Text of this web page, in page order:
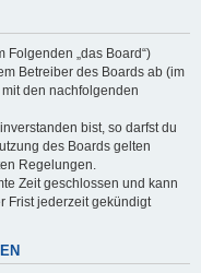
Folgenden „das Board“)
Betreiber des Boards ab (im
den nachfolgenden
bist, so darfst du
des Boards gelten
Regelungen.
Zeit geschlossen und kann
Frist jederzeit gekündigt